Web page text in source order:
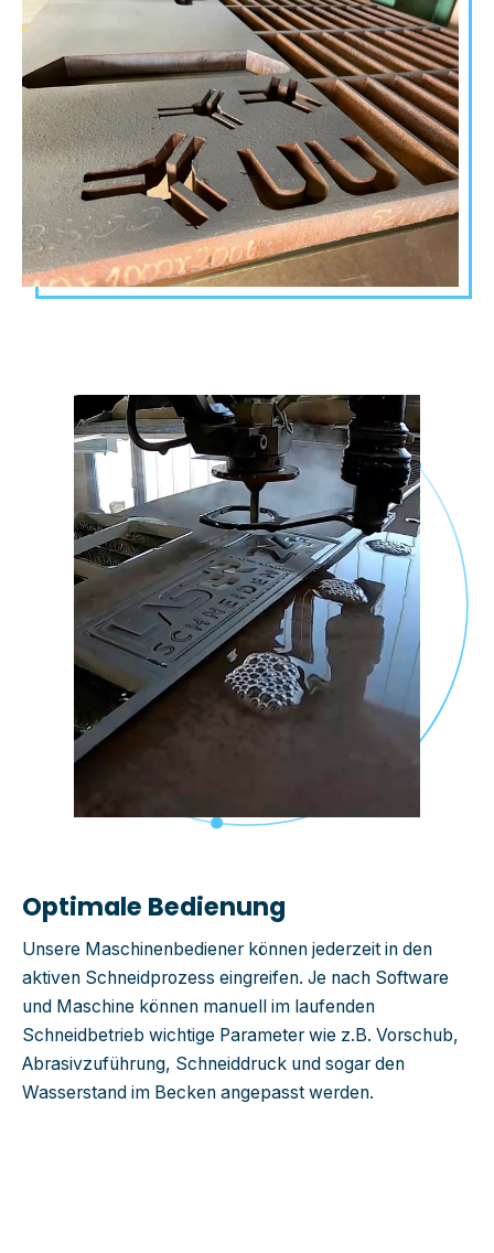
Optimale Bedienung
Unsere Maschinenbediener können jederzeit in den
aktiven Schneidprozess eingreifen. Je nach Software
und Maschine können manuell im laufenden
Schneidbetrieb wichtige Parameter wie z.B. Vorschub,
Abrasivzuführung, Schneiddruck und sogar den
Wasserstand im Becken angepasst werden.